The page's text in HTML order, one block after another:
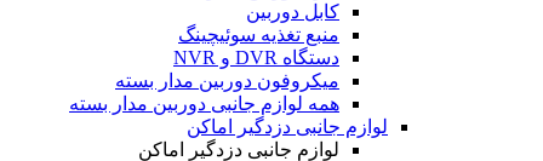
کابل دوربین
منبع تغذیه سوئیچینگ
دستگاه DVR و NVR
میکروفون دوربین مدار بسته
همه لوازم جانبی دوربین مدار بسته
لوازم جانبی دزدگیر اماکن
لوازم جانبی دزدگیر اماکن